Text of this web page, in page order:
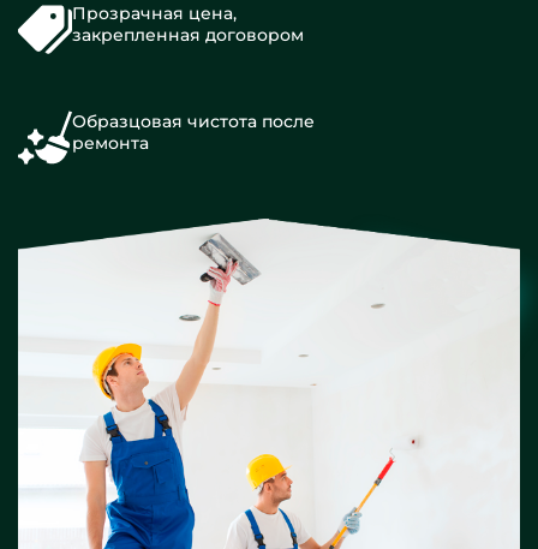
Прозрачная цена,
закрепленная договором
Образцовая чистота после
ремонта